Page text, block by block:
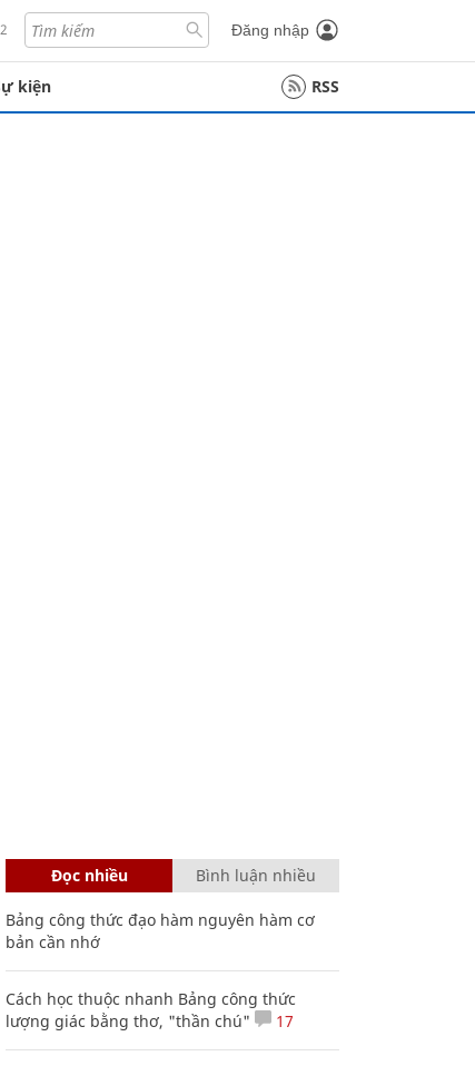
Đăng nhập
kiện RSS
Đọc nhiều Bình luận nhiều
Bảng công thức đạo hàm nguyên hàm cơ
bản cần nhớ
Cách học thuộc nhanh Bảng công thức
lượng giác bằng thơ, "thần chú"
17